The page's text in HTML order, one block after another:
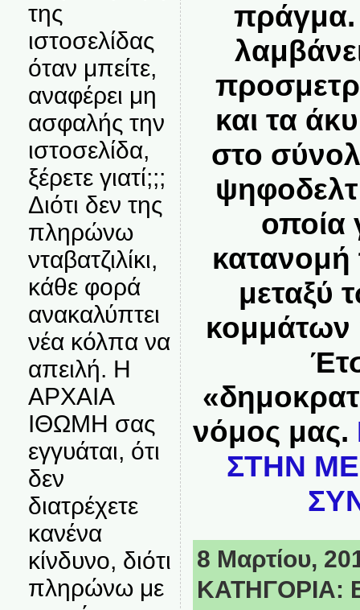
της
ιστοσελίδας
όταν μπείτε,
αναφέρει μη
ασφαλής την
ιστοσελίδα,
ξέρετε γιατί;;;
Διότι δεν της
πληρώνω
νταβατζιλίκι,
κάθε φορά
ανακαλύπτει
νέα κόλπα να
απειλή. Η
ΑΡΧΑΙΑ
ΙΘΩΜΗ σας
εγγυάται, ότι
δεν
διατρέχετε
κανένα
κίνδυνο, διότι
πληρώνω με
πράγμα.
και τα
στο
οποία
μεταξύ
νόμος μας.
ΣΤΗΝ
8 Μαρτίου,
ΚΑΤΗΓΟΡΙΑ: